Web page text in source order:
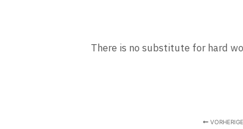
There is no substitute for hard